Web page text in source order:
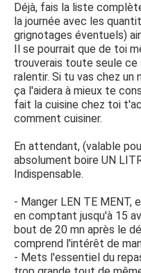
Déjà, fais la liste
la journée avec les
grignotages éventuels)
Il se pourrait que de toi
trouverais toute seule
ralentir. Si tu vas chez
ça l'aidera à mieux te
fait la cuisine chez toi
comment cuisiner.
En attendant, (valable
absolument boire UN
Indispensable.
- Manger LEN TE MENT,
en comptant jusqu'à 15
bout de 20 mn après le
comprend l'intérêt de
- Mets l'essentiel du